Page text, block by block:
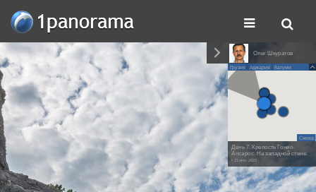
Олег Шкуратов
Грузия Аджария Батуми
Схема
День 7. Крепость Гонио-
Апсарос. На западной стене.
• 21 июн. 2023